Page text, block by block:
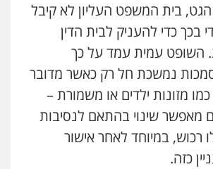
הגט, בית המשפט העליון לא קיבל
בכך כדי להעניק לבית הדין
השופט עמית עמד על כך
נמשכת חל רק כאשר מדובר
מזונות ילדים או משמורת –
מאפשר שינוי בהתאם לנסיבות
רכוש, במיוחד לאחר אישור
כזה.
זקי אלעברה
פשיעה חמורה